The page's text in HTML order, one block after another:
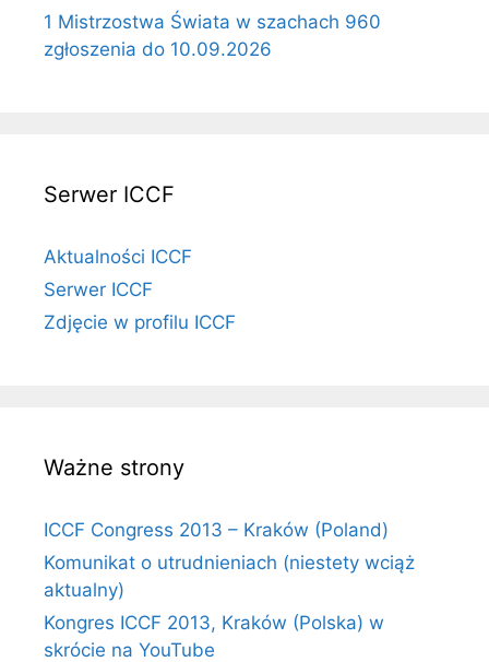
1 Mistrzostwa Świata w szachach 960
zgłoszenia do 10.09.2026
Serwer ICCF
Aktualności ICCF
Serwer ICCF
Zdjęcie w profilu ICCF
Ważne strony
ICCF Congress 2013 – Kraków (Poland)
Komunikat o utrudnieniach (niestety wciąż
aktualny)
Kongres ICCF 2013, Kraków (Polska) w
skrócie na YouTube